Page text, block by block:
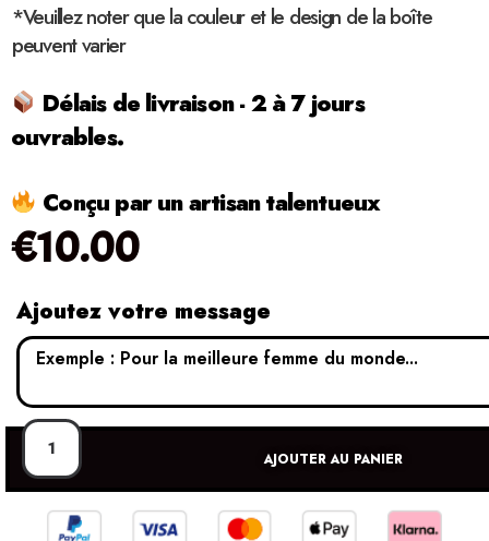
*Veuillez noter que la couleur et le design de la boîte
peuvent varier
Délais de livraison - 2 à 7 jours
ouvrables.
Conçu par un artisan talentueux
€10.00
Ajoutez votre message
AJOUTER AU PANIER